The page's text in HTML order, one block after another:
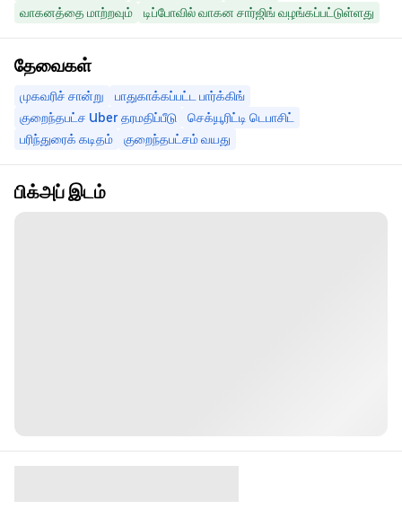
வாகனத்தை மாற்றவும்
டிப்போவில் வாகன சார்ஜிங் வழங்கப்பட்டுள்ளது
தேவைகள்
முகவரிச் சான்று
பாதுகாக்கப்பட்ட பார்க்கிங்
குறைந்தபட்ச Uber தரமதிப்பீடு
செக்யூரிட்டி டெபாசிட்
பரிந்துரைக் கடிதம்
குறைந்தபட்சம் வயது
பிக்அப் இடம்